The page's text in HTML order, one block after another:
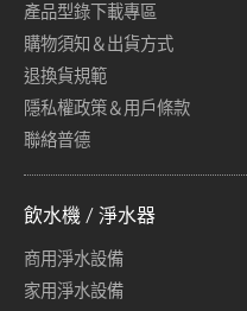
產品型錄下載專區
購物須知＆出貨方式
退換貨規範
隱私權政策＆用戶條款
聯絡普德
飲水機 / 淨水器
商用淨水設備
家用淨水設備